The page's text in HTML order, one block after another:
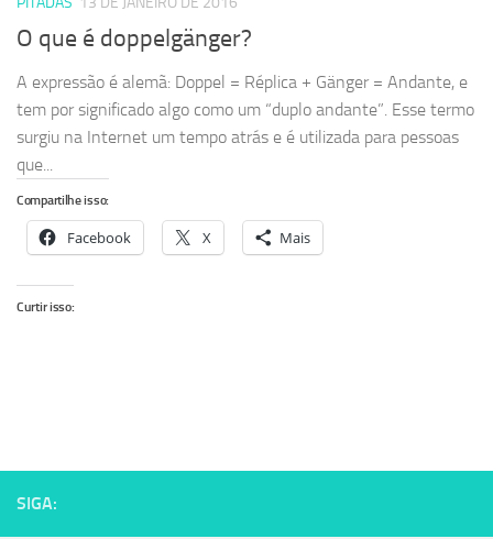
O que é doppelgänger?
A expressão é alemã: Doppel = Réplica + Gänger = Andante, e
tem por significado algo como um “duplo andante”. Esse termo
surgiu na Internet um tempo atrás e é utilizada para pessoas
que...
Compartilhe isso:
Facebook X Mais
Curtir isso:
SIGA: